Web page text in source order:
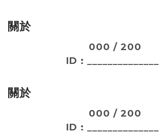
關於
000 / 200
ID : _______________
關於
000 / 200
ID : _______________